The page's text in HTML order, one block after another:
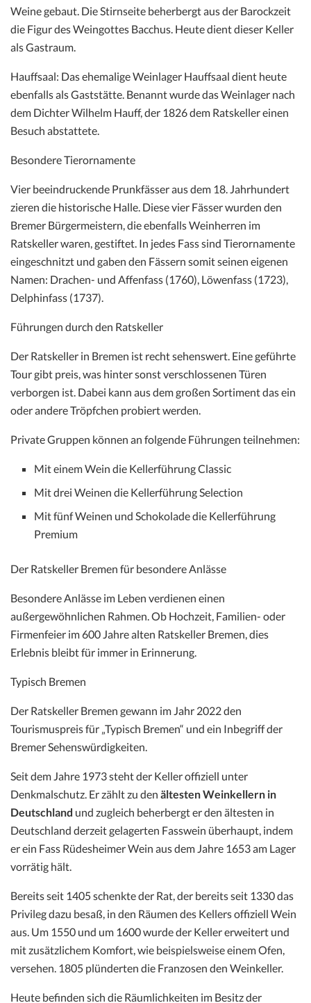
Weine gebaut. Die Stirnseite beherbergt aus der Barockzeit
die Figur des Weingottes Bacchus. Heute dient dieser Keller
als Gastraum.
Hauffsaal: Das ehemalige Weinlager Hauffsaal dient heute
ebenfalls als Gaststätte. Benannt wurde das Weinlager nach
dem Dichter Wilhelm Hauff, der 1826 dem Ratskeller einen
Besuch abstattete.
Besondere Tierornamente
Vier beeindruckende Prunkfässer aus dem 18. Jahrhundert
zieren die historische Halle. Diese vier Fässer wurden den
Bremer Bürgermeistern, die ebenfalls Weinherren im
Ratskeller waren, gestiftet. In jedes Fass sind Tierornamente
eingeschnitzt und gaben den Fässern somit seinen eigenen
Namen: Drachen- und Affenfass (1760), Löwenfass (1723),
Delphinfass (1737).
Führungen durch den Ratskeller
Der Ratskeller in Bremen ist recht sehenswert. Eine geführte
Tour gibt preis, was hinter sonst verschlossenen Türen
verborgen ist. Dabei kann aus dem großen Sortiment das ein
oder andere Tröpfchen probiert werden.
Private Gruppen können an folgende Führungen teilnehmen:
Mit einem Wein die Kellerführung Classic
Mit drei Weinen die Kellerführung Selection
Mit fünf Weinen und Schokolade die Kellerführung
Premium
Der Ratskeller Bremen für besondere Anlässe
Besondere Anlässe im Leben verdienen einen
außergewöhnlichen Rahmen. Ob Hochzeit, Familien- oder
Firmenfeier im 600 Jahre alten Ratskeller Bremen, dies
Erlebnis bleibt für immer in Erinnerung.
Typisch Bremen
Der Ratskeller Bremen gewann im Jahr 2022 den
Tourismuspreis für „Typisch Bremen“ und ein Inbegriff der
Bremer Sehenswürdigkeiten.
Seit dem Jahre 1973 steht der Keller offiziell unter
Denkmalschutz. Er zählt zu den ältesten Weinkellern in
Deutschland und zugleich beherbergt er den ältesten in
Deutschland derzeit gelagerten Fasswein überhaupt, indem
er ein Fass Rüdesheimer Wein aus dem Jahre 1653 am Lager
vorrätig hält.
Bereits seit 1405 schenkte der Rat, der bereits seit 1330 das
Privileg dazu besaß, in den Räumen des Kellers offiziell Wein
aus. Um 1550 und um 1600 wurde der Keller erweitert und
mit zusätzlichem Komfort, wie beispielsweise einem Ofen,
versehen. 1805 plünderten die Franzosen den Weinkeller.
Heute befinden sich die Räumlichkeiten im Besitz der